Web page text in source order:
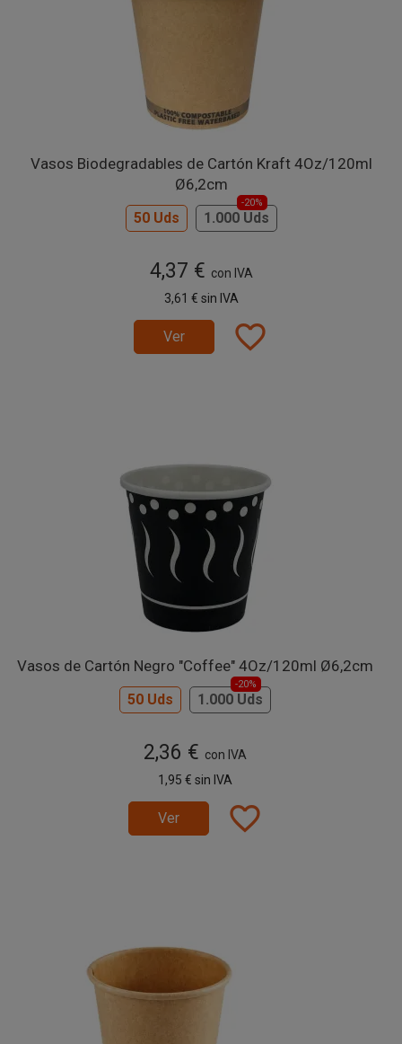
Vasos Biodegradables de Cartón Kraft 4Oz/120ml
Ø6,2cm
50 Uds 1.000 Uds
-20%
4,37 € con IVA
3,61 € sin IVA
Ver favorite_border
Vasos de Cartón Negro "Coffee" 4Oz/120ml Ø6,2cm
50 Uds 1.000 Uds
-20%
2,36 € con IVA
1,95 € sin IVA
Ver favorite_border